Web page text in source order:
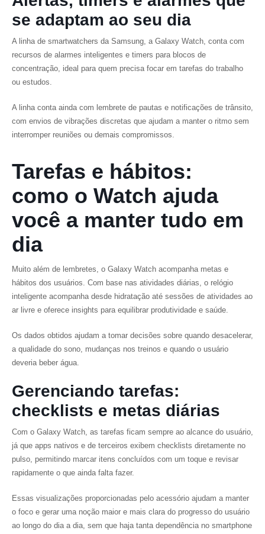
se adaptam ao seu dia
A linha de smartwatchers da Samsung, a Galaxy Watch, conta com
recursos de alarmes inteligentes e timers para blocos de
concentração, ideal para quem precisa focar em tarefas do trabalho
ou estudos.
A linha conta ainda com lembrete de pautas e notificações de trânsito,
com envios de vibrações discretas que ajudam a manter o ritmo sem
interromper reuniões ou demais compromissos.
Tarefas e hábitos:
como o Watch ajuda
você a manter tudo em
dia
Muito além de lembretes, o Galaxy Watch acompanha metas e
hábitos dos usuários. Com base nas atividades diárias, o relógio
inteligente acompanha desde hidratação até sessões de atividades ao
ar livre e oferece insights para equilibrar produtividade e saúde.
Os dados obtidos ajudam a tomar decisões sobre quando desacelerar,
a qualidade do sono, mudanças nos treinos e quando o usuário
deveria beber água.
Gerenciando tarefas:
checklists e metas diárias
Com o Galaxy Watch, as tarefas ficam sempre ao alcance do usuário,
já que apps nativos e de terceiros exibem checklists diretamente no
pulso, permitindo marcar itens concluídos com um toque e revisar
rapidamente o que ainda falta fazer.
Essas visualizações proporcionadas pelo acessório ajudam a manter
o foco e gerar uma noção maior e mais clara do progresso do usuário
ao longo do dia a dia, sem que haja tanta dependência no smartphone